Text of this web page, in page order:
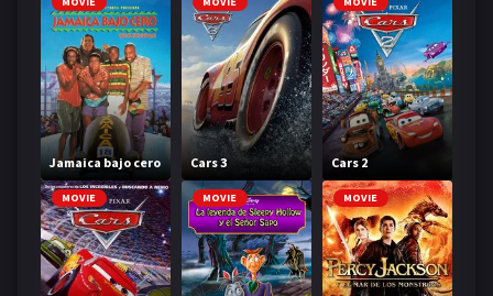
Jamaica bajo cero Cars 3 Cars 2
MOVIE MOVIE MOVIE